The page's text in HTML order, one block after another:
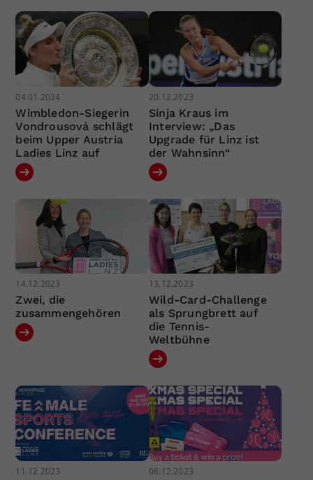
04.01.2024
Wimbledon-Siegerin
Vondrousová schlägt
beim Upper Austria
Ladies Linz auf
20.12.2023
Sinja Kraus im
Interview: „Das
Upgrade für Linz ist
der Wahnsinn“
14.12.2023
Zwei, die
zusammengehören
13.12.2023
Wild-Card-Challenge
als Sprungbrett auf
die Tennis-
Weltbühne
11.12.2023 06.12.2023